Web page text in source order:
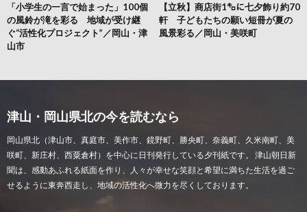
【立秋】商店街1㌔に七夕飾り約70
軒 子どもたちの願い短冊が夏の
風景彩る／岡山・美咲町
「小学生の一言で始まった」100個
の風鈴が滝を彩る 地域が受け継
ぐ“活性化プロジェクト”／岡山・津
山市
津山・岡山県北の今を読むなら
岡山県北（津山市、真庭市、美作市、鏡野町、勝央町、奈義町、久米南町、美
咲町、新庄村、西粟倉村）を中心に日刊発行している夕刊紙です。 津山朝日新
聞は、感動あふれる紙面を作り、人々が幸せな笑顔と希望に満ちた生活を過ご
せるように東奔西走し、地域の活性化へ微力を尽くしております。